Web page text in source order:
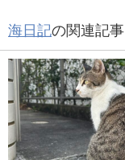
海日記の関連記事